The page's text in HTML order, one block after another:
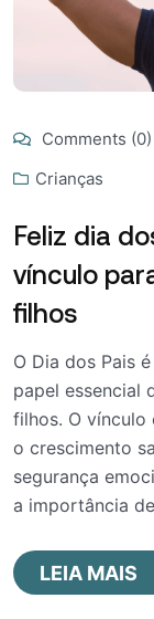
Comments (0)
Crianças
Feliz dia
vínculo
filhos
O Dia dos Pais
papel essencial
filhos. O vínculo
o crescimento
segurança
a importância
LEIA MAIS